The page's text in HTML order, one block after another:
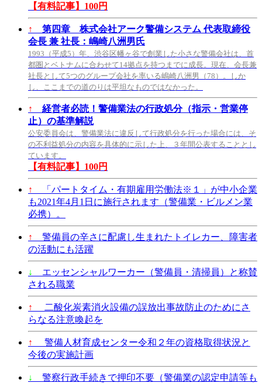
【有料記事】100円
↑
第四章 株式会社アーク警備システム 代表取締役
会長 兼 社長：嶋崎八洲男氏
1993（平成5）年、渋谷区幡ヶ谷で創業した小さな警備会社は、首
都圏とベトナムに合わせて14拠点を持つまでに成長。現在、会長兼
社長として5つのグループ会社を率いる嶋崎八洲男（78）。しか
し、ここまでの道のりは平坦なものではなかった。
↑
経営者必読！警備業法の行政処分（指示・営業停
止）の基準解説
公安委員会は、警備業法に違反して行政処分を行った場合には、そ
の不利益処分の内容を具体的に示した上、３年間公表することとし
ています。
【有料記事】100円
↑
「パートタイム・有期雇用労働法※１」が中小企業
も2021年4月1日に施行されます（警備業・ビルメン業
必携）。
↑
警備員の辛さに配慮し生まれたトイレカー、障害者
の活動にも活躍
↓
エッセンシャルワーカー（警備員・清掃員）と称賛
される職業
↑
二酸化炭素消火設備の誤放出事故防止のためにさ
らなる注意喚起を
↑
警備人材育成センター令和２年の資格取得状況と
今後の実施計画
↓
警察行政手続きで押印不要（警備業の認定申請等も